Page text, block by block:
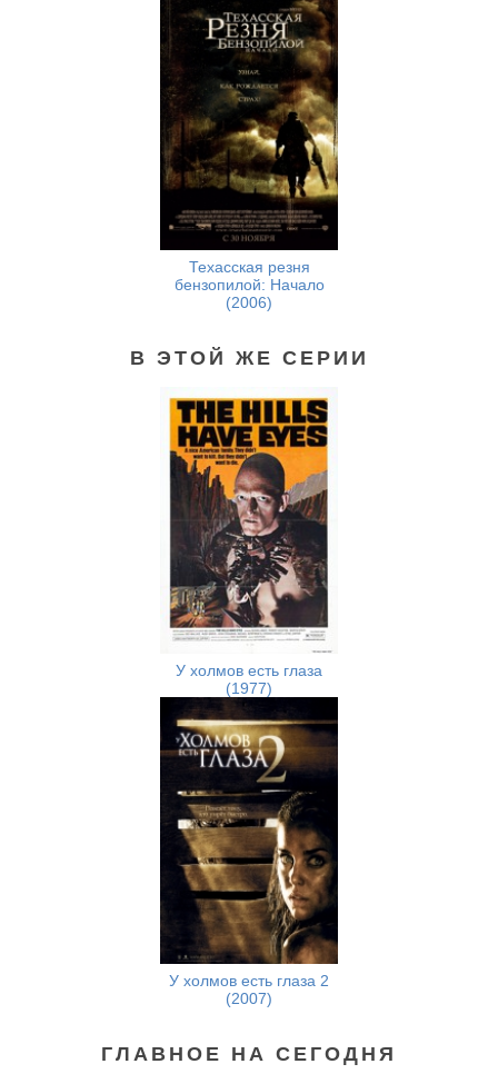
Техасская резня
бензопилой: Начало
(2006)
В ЭТОЙ ЖЕ СЕРИИ
У холмов есть глаза
(1977)
У холмов есть глаза 2
(2007)
ГЛАВНОЕ НА СЕГОДНЯ